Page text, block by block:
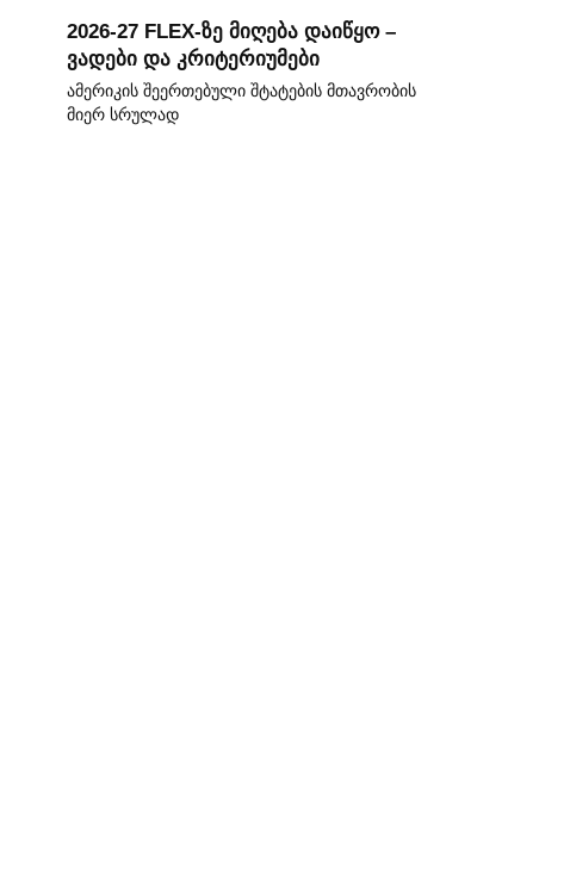
2026-27 FLEX-ზე მიღება დაიწყო –
ვადები და კრიტერიუმები
ამერიკის შეერთებული შტატების მთავრობის
მიერ სრულად